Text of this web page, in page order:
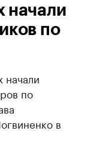
начали
по
начали
по
в